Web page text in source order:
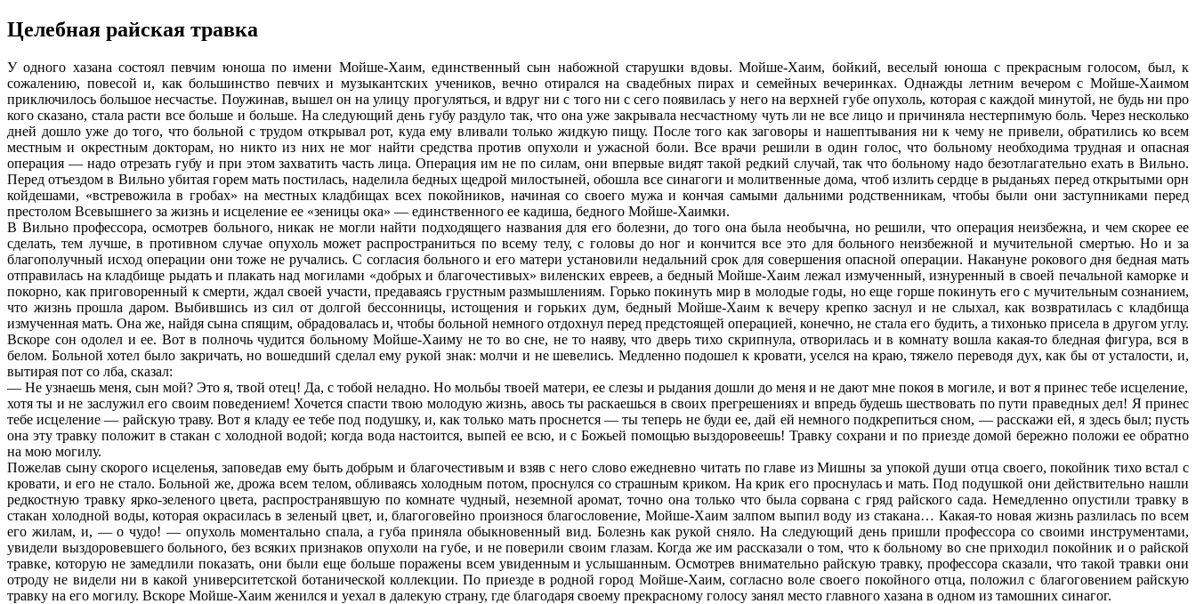
Целебная райская травка
У одного хазана состоял певчим юноша по имени Мойше-Хаим, единственный сын набожной старушки вдовы. Мойше-Хаим, бойкий, веселый юноша с прекрасным голосом, был, к
сожалению, повесой и, как большинство певчих и музыкантских учеников, вечно отирался на свадебных пирах и семейных вечеринках. Однажды летним вечером с Мойше-Хаимом
приключилось большое несчастье. Поужинав, вышел он на улицу прогуляться, и вдруг ни с того ни с сего появилась у него на верхней губе опухоль, которая с каждой минутой, не будь ни про
кого сказано, стала расти все больше и больше. На следующий день губу раздуло так, что она уже закрывала несчастному чуть ли не все лицо и причиняла нестерпимую боль. Через несколько
дней дошло уже до того, что больной с трудом открывал рот, куда ему вливали только жидкую пищу. После того как заговоры и нашептывания ни к чему не привели, обратились ко всем
местным и окрестным докторам, но никто из них не мог найти средства против опухоли и ужасной боли. Все врачи решили в один голос, что больному необходима трудная и опасная
операция — надо отрезать губу и при этом захватить часть лица. Операция им не по силам, они впервые видят такой редкий случай, так что больному надо безотлагательно ехать в Вильно.
Перед отъездом в Вильно убитая горем мать постилась, наделила бедныx щедрой милостыней, обошла все синагоги и молитвенные дома, чтоб излить сердце в рыданьях перед открытыми орн
койдешами, «встревожила в гробах» на местных кладбищах всех покойников, начиная со своего мужа и кончая самыми дальними родственникам, чтобы были они заступниками перед
престолом Всевышнего за жизнь и исцеление ее «зеницы ока» — единственного ее кадиша, бедного Мойше-Хаимки.
В Вильно профессора, осмотрев больного, никак не могли найти подходящего названия для его болезни, до того она была необычна, но решили, что операция неизбежна, и чем скорее ее
сделать, тем лучше, в противном случае опухоль может распространиться по всему телу, с головы до ног и кончится все это для больного неизбежной и мучительной смертью. Но и за
благополучный исход операции они тоже не ручались. С согласия больного и его матери установили недальний срок для совершения опасной операции. Накануне рокового дня бедная мать
отправилась на кладбище рыдать и плакать над могилами «добрых и благочестивых» виленских евреев, а бедный Мойше-Хаим лежал измученный, изнуренный в своей печальной каморке и
покорно, как приговоренный к смерти, ждал своей участи, предаваясь грустным размышлениям. Горько покинуть мир в молодые годы, но еще горше покинуть его с мучительным сознанием,
что жизнь прошла даром. Выбившись из сил от долгой бессонницы, истощения и горьких дум, бедный Мойше-Хаим к вечеру крепко заснул и не слыхал, как возвратилась с кладбища
измученная мать. Она же, найдя сына спящим, обрадовалась и, чтобы больной немного отдохнул перед предстоящей операцией, конечно, не стала его будить, а тихонько присела в другом углу.
Вскоре сон одолел и ее. Вот в полночь чудится больному Мойше-Хаиму не то во сне, не то наяву, что дверь тихо скрипнула, отворилась и в комнату вошла какая-то бледная фигура, вся в
белом. Больной хотел было закричать, но вошедший сделал ему рукой знак: молчи и не шевелись. Медленно подошел к кровати, уселся на краю, тяжело переводя дух, как бы от усталости, и,
вытирая пот со лба, сказал:
— Не узнаешь меня, сын мой? Это я, твой отец! Да, с тобой неладно. Но мольбы твоей матери, ее слезы и рыдания дошли до меня и не дают мне покоя в могиле, и вот я принес тебе исцеление,
хотя ты и не заслужил его своим поведением! Хочется спасти твою молодую жизнь, авось ты раскаешься в своих прегрешениях и впредь будешь шествовать по пути праведных дел! Я принес
тебе исцеление — райскую траву. Вот я кладу ее тебе под подушку, и, как только мать проснется — ты теперь не буди ее, дай ей немного подкрепиться сном, — расскажи ей, я здесь был; пусть
она эту травку положит в стакан с холодной водой; когда вода настоится, выпей ее всю, и с Божьей помощью выздоровеешь! Травку сохрани и по приезде домой бережно положи ее обратно
на мою могилу.
Пожелав сыну скорого исцеленья, заповедав ему быть добрым и благочестивым и взяв с него слово ежедневно читать по главе из Мишны за упокой души отца своего, покойник тихо встал с
кровати, и его не стало. Больной же, дрожа всем телом, обливаясь холодным потом, проснулся со страшным криком. На крик его проснулась и мать. Под подушкой они действительно нашли
редкостную травку ярко-зеленого цвета, распространявшую по комнате чудный, неземной аромат, точно она только что была сорвана с гряд райского сада. Немедленно опустили травку в
стакан холодной воды, которая окрасилась в зеленый цвет, и, благоговейно произнося благословение, Мойше-Хаим залпом выпил воду из стакана… Какая-то новая жизнь разлилась по всем
его жилам, и, — о чудо! — опухоль моментально спала, а губа приняла обыкновенный вид. Болезнь как рукой сняло. На следующий день пришли профессора со своими инструментами,
увидели выздоровевшего больного, без всяких признаков опухоли на губе, и не поверили своим глазам. Когда же им рассказали о том, что к больному во сне приходил покойник и о райской
травке, которую не замедлили показать, они были еще больше поражены всем увиденным и услышанным. Осмотрев внимательно райскую травку, профессора сказали, что такой травки они
отроду не видели ни в какой университетской ботанической коллекции. По приезде в родной город Мойше-Хаим, согласно воле своего покойного отца, положил с благоговением райскую
травку на его могилу. Вскоре Мойше-Хаим женился и уехал в далекую страну, где благодаря своему прекрасному голосу занял место главного хазана в одном из тамошних синагог.